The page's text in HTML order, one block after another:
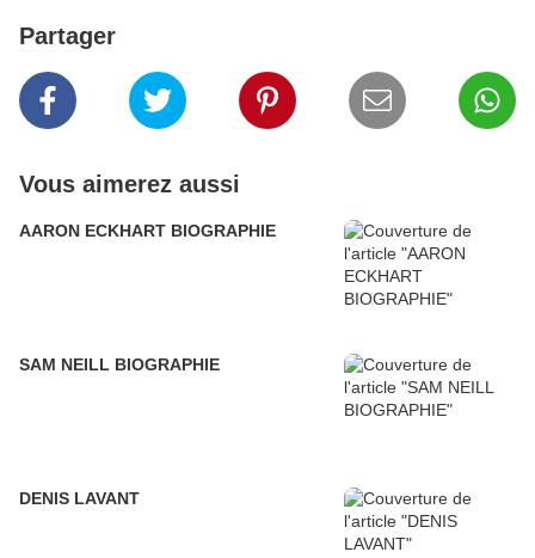
Partager
Vous aimerez aussi
AARON ECKHART BIOGRAPHIE
SAM NEILL BIOGRAPHIE
DENIS LAVANT